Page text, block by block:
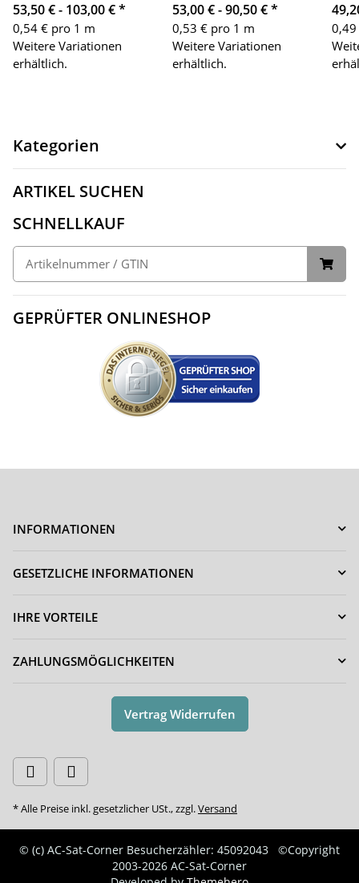
53,50 € - 103,00 €*
0,54 € pro 1 m
Weitere Variationen
erhältlich.
53,00 € -90,50 €*
0,53 € pro 1 m
Weitere Variationen
erhältlich.
Kategorien
ARTIKEL SUCHEN
SCHNELLKAUF
GEPRÜFTER ONLINESHOP
INFORMATIONEN
GESETZLICHE INFORMATIONEN
IHRE VORTEILE
ZAHLUNGSMÖGLICHKEITEN
Vertrag Widerrufen
* Alle Preise inkl. gesetzlicher USt., zzgl.Versand
© (c) AC-Sat-Corner Besucherzähler: 45092043
©Copyright
2003-2026 AC-Sat-Corner